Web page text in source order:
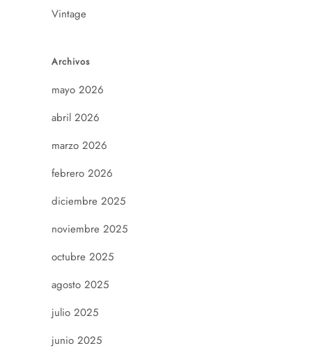
Vintage
Archivos
mayo 2026
abril 2026
marzo 2026
febrero 2026
diciembre 2025
noviembre 2025
octubre 2025
agosto 2025
julio 2025
junio 2025